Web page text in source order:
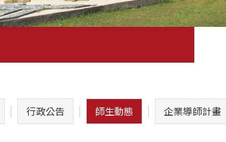
行政公告 師生動態 企業導師計畫